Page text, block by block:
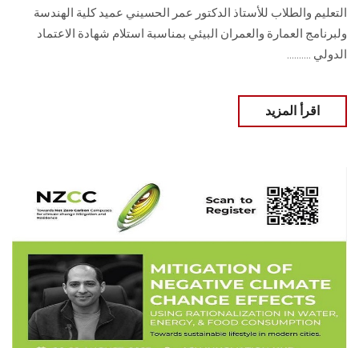
التعليم والطلاب للأستاذ الدكتور عمر الحسيني عميد كلية الهندسة
ولبرنامج العمارة والعمران البيئي بمناسبة استلام شهادة الاعتماد
الدولي ..........
اقرأ المزيد